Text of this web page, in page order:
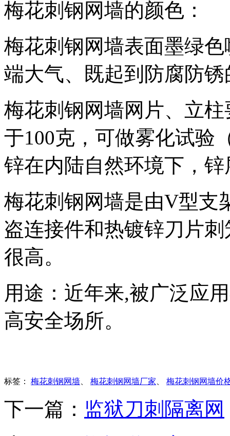
梅花刺钢网墙的颜色：
梅花刺钢网墙表面墨绿
端大气、既起到防腐防
梅花刺钢网墙网片、立
于100克，可做雾化试验
锌在内陆自然环境下，
梅花刺钢网墙是由V型支
盗连接件和热镀锌刀片
很高。
用途：近年来,被广泛应
高安全场所。
标签： 梅花刺钢网墙、 梅花刺钢网墙厂家、 梅花刺钢网墙价
下一篇： 监狱刀刺隔离网